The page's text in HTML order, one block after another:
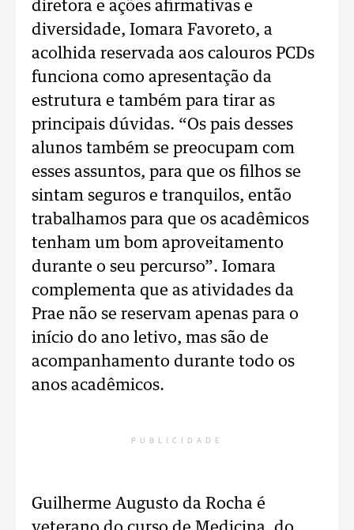
diretora e ações afirmativas e
diversidade, Iomara Favoreto, a
acolhida reservada aos calouros PCDs
funciona como apresentação da
estrutura e também para tirar as
principais dúvidas. “Os pais desses
alunos também se preocupam com
esses assuntos, para que os filhos se
sintam seguros e tranquilos, então
trabalhamos para que os acadêmicos
tenham um bom aproveitamento
durante o seu percurso”. Iomara
complementa que as atividades da
Prae não se reservam apenas para o
início do ano letivo, mas são de
acompanhamento durante todo os
anos acadêmicos.
PUBLICIDADE
Guilherme Augusto da Rocha é